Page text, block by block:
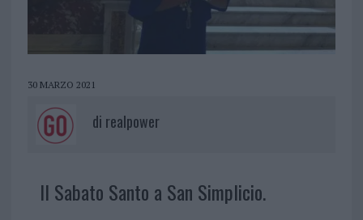
30 MARZO 2021
di realpower
Il Sabato Santo a San Simplicio.